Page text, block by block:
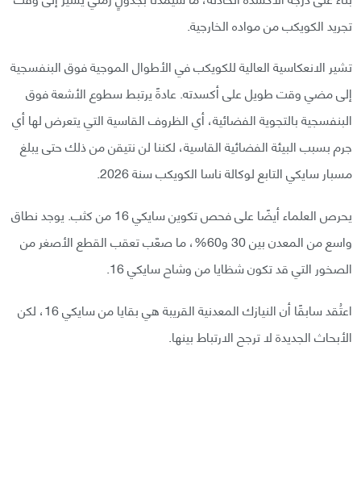
تجريد الكويكب من مواده الخارجية.
تشير الانعكاسية العالية للكويكب في الأطوال الموجية فوق البنفسجية
إلى مضي وقت طويل على أكسدته. عادةً يرتبط سطوع الأشعة فوق
البنفسجية بالتجوية الفضائية، أي الظروف القاسية التي يتعرض لها أي
جرم بسبب البيئة الفضائية القاسية، لكننا لن نتيقن من ذلك حتى يبلغ
مسبار سايكي التابع لوكالة ناسا الكويكب سنة 2026.
يحرص العلماء أيضًا على فحص تكوين سايكي 16 من كثب. يوجد نطاق
واسع من المعدن بين 30 و60%، ما صعّب تعقب القطع الأصغر من
الصخور التي قد تكون شظايا من وشاح سايكي 16.
اعتُقد سابقًا أن النيازك المعدنية القريبة هي بقايا من سايكي 16، لكن
الأبحاث الجديدة لا ترجح الارتباط بينها.